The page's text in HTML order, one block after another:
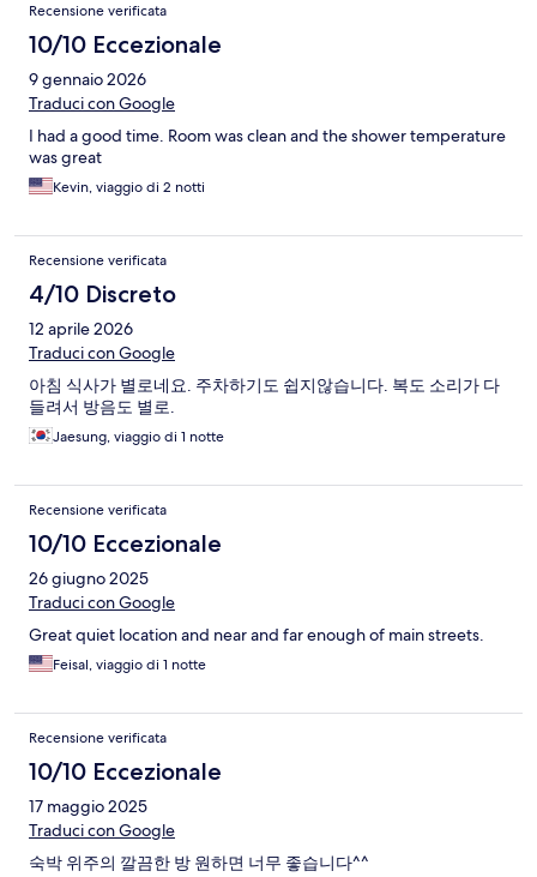
Recensione verificata
10/10 Eccezionale
9 gennaio 2026
Traduci con Google
I had a good time. Room was clean and the shower temperature
was great
Kevin, viaggio di 2 notti
Recensione verificata
4/10 Discreto
12 aprile 2026
Traduci con Google
아침 식사가 별로네요. 주차하기도 쉽지않습니다. 복도 소리가 다
들려서 방음도 별로.
Jaesung, viaggio di 1 notte
Recensione verificata
10/10 Eccezionale
26 giugno 2025
Traduci con Google
Great quiet location and near and far enough of main streets.
Feisal, viaggio di 1 notte
Recensione verificata
10/10 Eccezionale
17 maggio 2025
Traduci con Google
숙박 위주의 깔끔한 방 원하면 너무 좋습니다^^